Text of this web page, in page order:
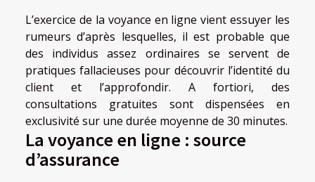
L’exercice de la voyance en ligne vient essuyer les
rumeurs d’après lesquelles, il est probable que
des individus assez ordinaires se servent de
pratiques fallacieuses pour découvrir l’identité du
client et l’approfondir. A fortiori, des
consultations gratuites sont dispensées en
exclusivité sur une durée moyenne de 30 minutes.
La voyance en ligne : source
d’assurance